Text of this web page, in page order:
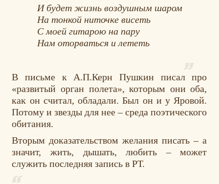
И будет жизнь воздушным шаром
На тонкой ниточке висеть
С моей гитарою на пару
Нам оторваться и лететь
В письме к А.П.Керн Пушкин писал про
«развитый орган полета», которым они оба,
как он считал, обладали. Был он и у Яровой.
Потому и звезды для нее – среда поэтического
обитания.
Вторым доказательством желания писать – а
значит, жить, дышать, любить – может
служить последняя запись в РТ.